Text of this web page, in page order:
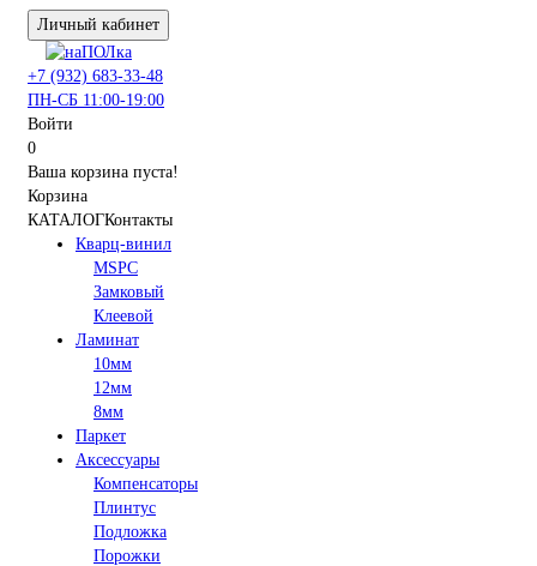
Личный кабинет
+7 (932) 683-33-48
ПН-СБ 11:00-19:00
Войти
0
Ваша корзина пуста!
Корзина
КАТАЛОГКонтакты
Кварц-винил
MSPC
Замковый
Клеевой
Ламинат
10мм
12мм
8мм
Паркет
Аксессуары
Компенсаторы
Плинтус
Подложка
Порожки